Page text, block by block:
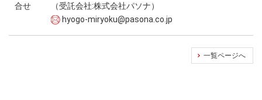
合せ
（受託会社:株式会社パソナ）
hyogo-miryoku@pasona.co.jp
一覧ページへ